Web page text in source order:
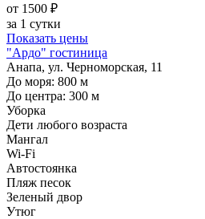
от 1500 ₽
за 1 сутки
Показать цены
"Ардо" гостиница
Анапа, ул. Черноморская, 11
До моря: 800 м
До центра: 300 м
Уборка
Дети любого возраста
Мангал
Wi-Fi
Автостоянка
Пляж песок
Зеленый двор
Утюг